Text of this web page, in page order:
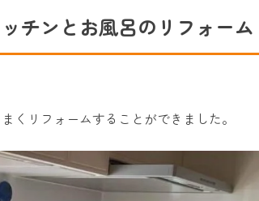
チンとお風呂のリフォーム
くリフォームすることができました。